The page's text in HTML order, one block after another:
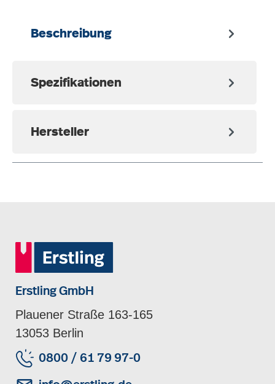
Beschreibung
Spezifikationen
Hersteller
Erstling GmbH
Plauener Straße 163-165
13053 Berlin
0800 / 61 79 97-0